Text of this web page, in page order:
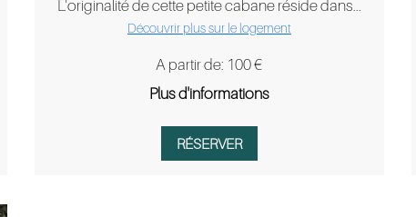
L'originalité de cette petite cabane réside dans...
Découvrir plus sur le logement
A partir de: 100 €
Plus d'informations
RÉSERVER